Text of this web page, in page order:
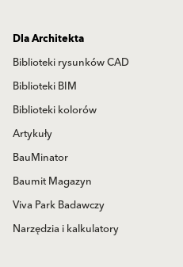
Dla Architekta
Biblioteki rysunków CAD
Biblioteki BIM
Biblioteki kolorów
Artykuły
BauMinator
Baumit Magazyn
Viva Park Badawczy
Narzędzia i kalkulatory